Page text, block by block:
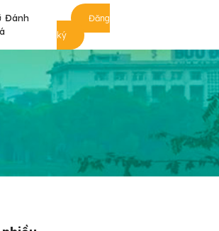
Đánh
Đăng
ký